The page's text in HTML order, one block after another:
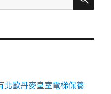
北歐丹麥皇室電梯保養